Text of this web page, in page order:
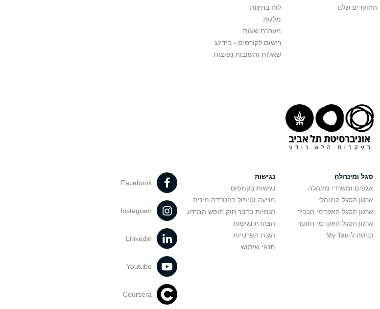
החוקרים שלנו
לוח בחינות
מלגות
מערכת שעות
רישום לקורסים - בידינג
שאלות ותשובות נפוצות
סגל ומינהלה
אגפים ומשרדי מינהלה
ארגון הסגל המנהלי
ארגון הסגל האקדמי הבכיר
ארגון הסגל האקדמי הזוטר
כניסה ל-My Tau
נגישות
נגישות בקמפוס
מניעה וטיפול בהטרדה מינית
הנחיות בדבר חוק חופש המידע
הצהרת נגישות
הגנת הפרטיות
תנאי שימוש
Facebook
Instagram
Linkedin
Youtube
Coursera